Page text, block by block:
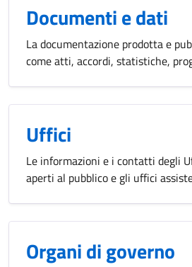
Documenti e dati
La documentazione prodotta e
come atti, accordi, statistiche,
Uffici
Le informazioni e i contatti degli
aperti al pubblico e gli uffici
Organi di governo